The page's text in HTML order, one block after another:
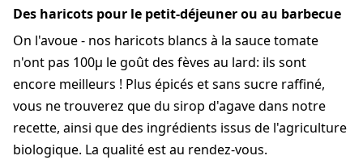
Des haricots pour le petit-déjeuner ou au barbecue
On l'avoue - nos haricots blancs à la sauce tomate
n'ont pas 100µ le goût des fèves au lard: ils sont
encore meilleurs ! Plus épicés et sans sucre raffiné,
vous ne trouverez que du sirop d'agave dans notre
recette, ainsi que des ingrédients issus de l'agriculture
biologique. La qualité est au rendez-vous.